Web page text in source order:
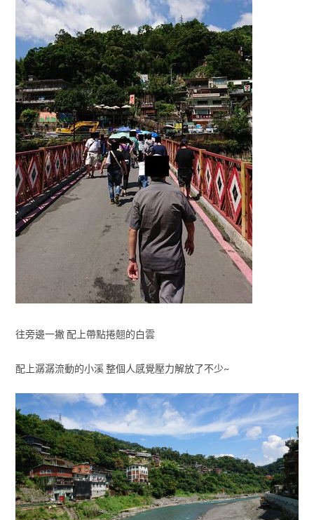
往旁邊一撇 配上帶點捲翹的白雲
配上潺潺流動的小溪 整個人感覺壓力解放了不少~